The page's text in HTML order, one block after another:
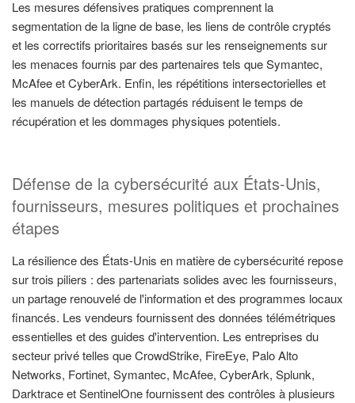
Les mesures défensives pratiques comprennent la
segmentation de la ligne de base, les liens de contrôle cryptés
et les correctifs prioritaires basés sur les renseignements sur
les menaces fournis par des partenaires tels que Symantec,
McAfee et CyberArk. Enfin, les répétitions intersectorielles et
les manuels de détection partagés réduisent le temps de
récupération et les dommages physiques potentiels.
Défense de la cybersécurité aux États-Unis,
fournisseurs, mesures politiques et prochaines
étapes
La résilience des États-Unis en matière de cybersécurité repose
sur trois piliers : des partenariats solides avec les fournisseurs,
un partage renouvelé de l'information et des programmes locaux
financés. Les vendeurs fournissent des données télémétriques
essentielles et des guides d'intervention. Les entreprises du
secteur privé telles que CrowdStrike, FireEye, Palo Alto
Networks, Fortinet, Symantec, McAfee, CyberArk, Splunk,
Darktrace et SentinelOne fournissent des contrôles à plusieurs